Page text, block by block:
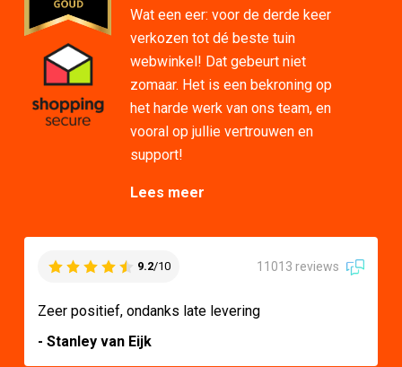
Wat een eer: voor de derde keer
verkozen tot dé beste tuin
webwinkel! Dat gebeurt niet
zomaar. Het is een bekroning op
het harde werk van ons team, en
vooral op jullie vertrouwen en
support!
Lees meer
9.2/10 11013 reviews
Zeer positief, ondanks late levering
- Stanley van Eijk